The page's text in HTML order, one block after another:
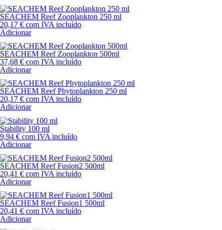
SEACHEM Reef Zooplankton 250 ml
20,17 € com IVA incluído
Adicionar
SEACHEM Reef Zooplankton 500ml
37,68 € com IVA incluído
Adicionar
SEACHEM Reef Phytoplankton 250 ml
20,17 € com IVA incluído
Adicionar
Stability 100 ml
9,94 € com IVA incluído
Adicionar
SEACHEM Reef Fusion2 500ml
20,41 € com IVA incluído
Adicionar
SEACHEM Reef Fusion1 500ml
20,41 € com IVA incluído
Adicionar